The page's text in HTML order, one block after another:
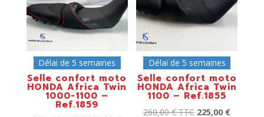
Délai de 5 semaines
Selle confort moto
HONDA Africa Twin
1000-1100 –
Ref.1859
Délai de 5 semaines
Selle confort moto
HONDA Africa Twin
1100 – Ref.1855
260,00€ TTC 225,00 €